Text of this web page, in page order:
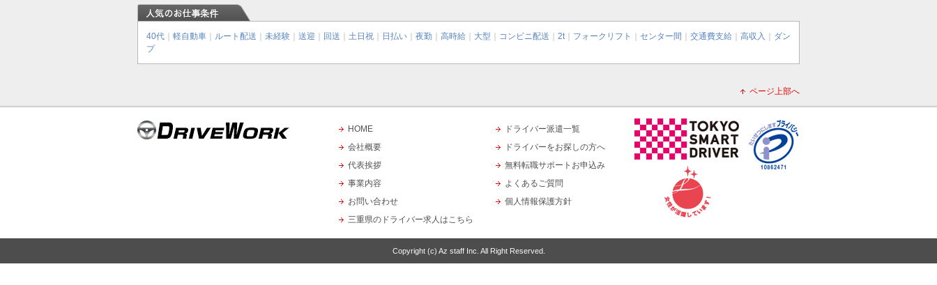
40代 軽自動車 ルート配送 未経験 送迎 回送 土日祝 日払い 夜勤 高時給 大型 コンビニ配送 2t｜ フォークリフト センター間 交通費支給 高収入
ダン
プ
ページ上部へ
HOME
会社概要
代表挨拶
事業内容
お問い合わせ
三重県のドライバー求人はこちら
ドライバー派遣一覧
ドライバーをお探しの方へ
無料転職サポートお申込み
よくあるご質問
個人情報保護方針
Copyright (c) Az staff Inc. All Right Reserved.